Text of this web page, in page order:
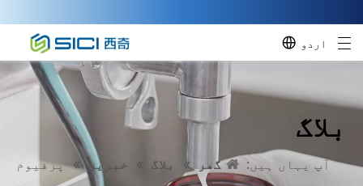
اردو
بلاگ
آپ یہاں ہیں: گھر » بلاگ » خبریں » پرفیوم